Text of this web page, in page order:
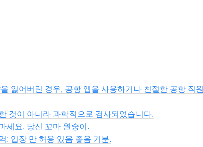
잃어버린 경우, 공항 앱을 사용하거나 친절한 공항 직
것이 아니라 과학적으로 검사되었습니다.
세요, 당신 꼬마 원숭이.
: 입장 만 허용 있음 좋음 기분.